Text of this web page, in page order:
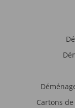
Cartons